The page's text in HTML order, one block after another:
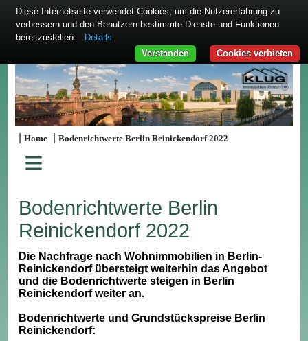
|Home |Bodenrichtwerte Berlin Reinickendorf 2022
≡
Bodenrichtwerte Berlin
Reinickendorf 2022
Die Nachfrage nach Wohnimmobilien in Berlin-
Reinickendorf übersteigt weiterhin das Angebot
und die Bodenrichtwerte steigen in Berlin
Reinickendorf weiter an.
Bodenrichtwerte und Grundstückspreise Berlin
Reinickendorf:
Diese Internetseite verwendet Cookies, um die Nutzererfahrung zu
verbessern und den Benutzern bestimmte Dienste und Funktionen
bereitzustellen.
Details
Cookies verbieten
Verstanden